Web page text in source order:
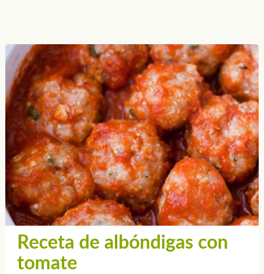
Receta de albóndigas con
tomate